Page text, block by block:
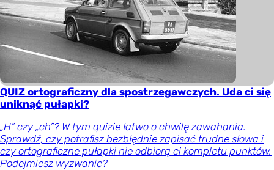
QUIZ ortograficzny dla spostrzegawczych. Uda ci się
uniknąć pułapki?
„H” czy „ch”? W tym quizie łatwo o chwilę zawahania.
Sprawdź, czy potrafisz bezbłędnie zapisać trudne słowa i
czy ortograficzne pułapki nie odbiorą ci kompletu punktów.
Podejmiesz wyzwanie?